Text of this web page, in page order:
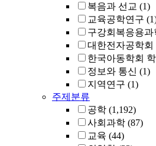
복음과 선교 (1)
교육공학연구
구강회복응용과
대한전자공학회
한국아동학회
정보와 통신 (1)
지역연구 (1)
주제분류
공학 (1,192)
사회과학 (87)
교육 (44)